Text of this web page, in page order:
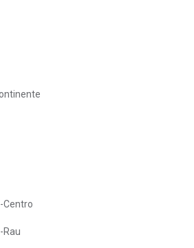
Centro
Rau